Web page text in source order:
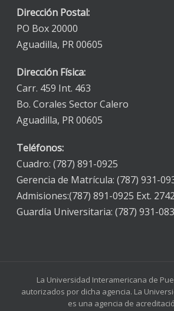
Dirección Postal:
PO Box 20000
Aguadilla, PR 00605
Dirección Física:
Carr. 459 Int. 463
Bo. Corales Sector Calero
Aguadilla, PR 00605
Teléfonos:
Cuadro: (787) 891-0925
Gerencia de Matrícula: (787) 931-
Admisiones:(787) 891-0925 Ext.
Guardía Universitaria: (787) 931-
La Universidad Interamericana de
autorizados por dicha agencia. La
es una agencia de